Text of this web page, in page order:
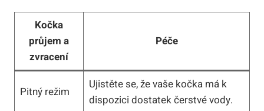
Kočka
průjem a
⁢zvracení
Péče
Pitný režim
Ujistěte se, že vaše kočka má k‌
dispozici​ dostatek čerstvé ​vody.